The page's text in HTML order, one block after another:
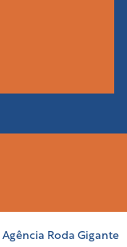
Agência Roda Gigante